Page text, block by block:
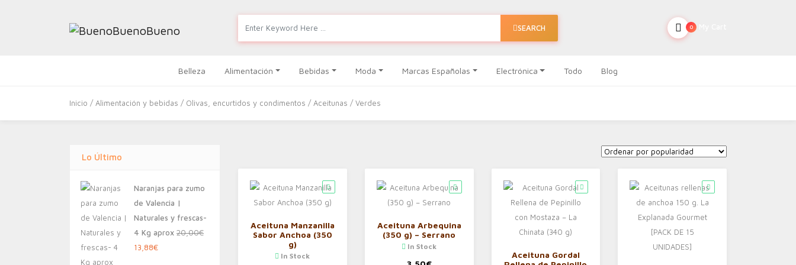
SEARCH 0
Belleza Alimentación Bebidas Moda Marcas Españolas Electrónica Todo Blog
Inicio / Alimentación y bebidas / Olivas, encurtidos y condimentos / Aceitunas / Verdes
Lo Último
Naranjas para zumo
de Valencia |
Naturales y frescas-
4 Kg aprox 20,00€
El
13,88€El
Aceituna Manzanilla
Sabor Anchoa (350
g)
In Stock
Aceituna Arbequina
(350 g) – Serrano
In Stock
Aceituna Gordal